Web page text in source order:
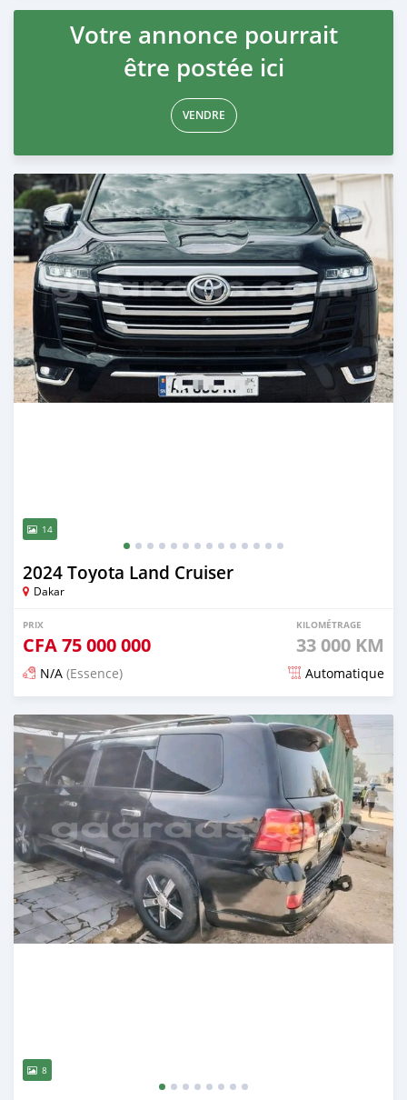
Publié il y a plus d'un an
Votre annonce pourrait
être postée ici
VENDRE
14
2024 Toyota Land Cruiser
Dakar
PRIX
CFA75 000 000
KILOMÉTRAGE
33 000 KM
N/A (Essence) Automatique
Publié il y a plus d'un an
8